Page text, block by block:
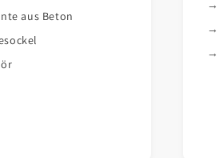
aus Beton